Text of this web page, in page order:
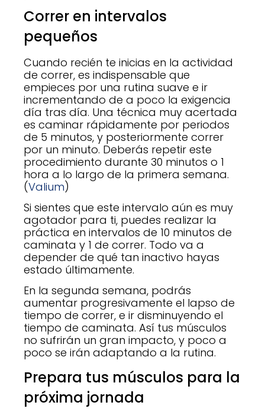
Correr en intervalos
pequeños
Cuando recién te inicias en la actividad
de correr, es indispensable que
empieces por una rutina suave e ir
incrementando de a poco la exigencia
día tras día. Una técnica muy acertada
es caminar rápidamente por periodos
de 5 minutos, y posteriormente correr
por un minuto. Deberás repetir este
procedimiento durante 30 minutos o 1
hora a lo largo de la primera semana.
(Valium)
Si sientes que este intervalo aún es muy
agotador para ti, puedes realizar la
práctica en intervalos de 10 minutos de
caminata y 1 de correr. Todo va a
depender de qué tan inactivo hayas
estado últimamente.
En la segunda semana, podrás
aumentar progresivamente el lapso de
tiempo de correr, e ir disminuyendo el
tiempo de caminata. Así tus músculos
no sufrirán un gran impacto, y poco a
poco se irán adaptando a la rutina.
Prepara tus músculos para la
próxima jornada